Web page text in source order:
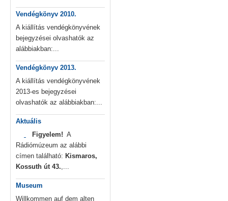
Vendégkönyv 2010.
A kiállítás vendégkönyvének
bejegyzései olvashatók az
alábbiakban:...
Vendégkönyv 2013.
A kiállítás vendégkönyvének
2013-es bejegyzései
olvashatók az alábbiakban:...
Aktuális
Figyelem! A
Rádiómúzeum az alábbi
címen található: Kismaros,
Kossuth út 43.,...
Museum
Willkommen auf dem alten